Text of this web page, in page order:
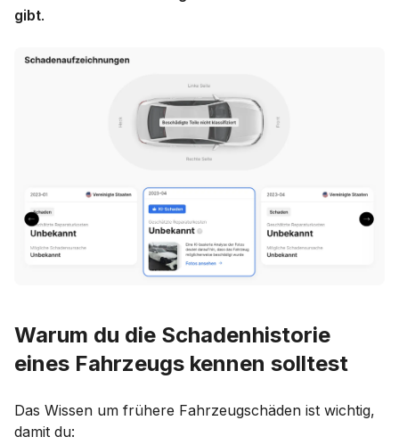
gibt.
Warum du die Schadenhistorie
eines Fahrzeugs kennen solltest
Das Wissen um frühere Fahrzeugschäden ist wichtig,
damit du: